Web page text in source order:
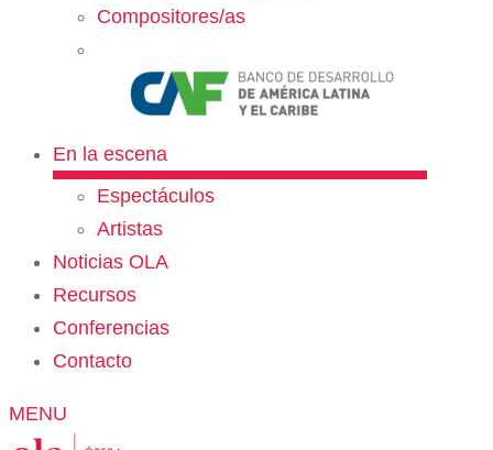
Compositores/as
En la escena
Espectáculos
Artistas
Noticias OLA
Recursos
Conferencias
Contacto
MENU